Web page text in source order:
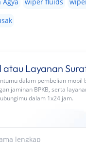
Agya wiper fluids
atau Layanan
dalam pembelian mobil
jaminan BPKB, serta
dalam 1x24 jam.